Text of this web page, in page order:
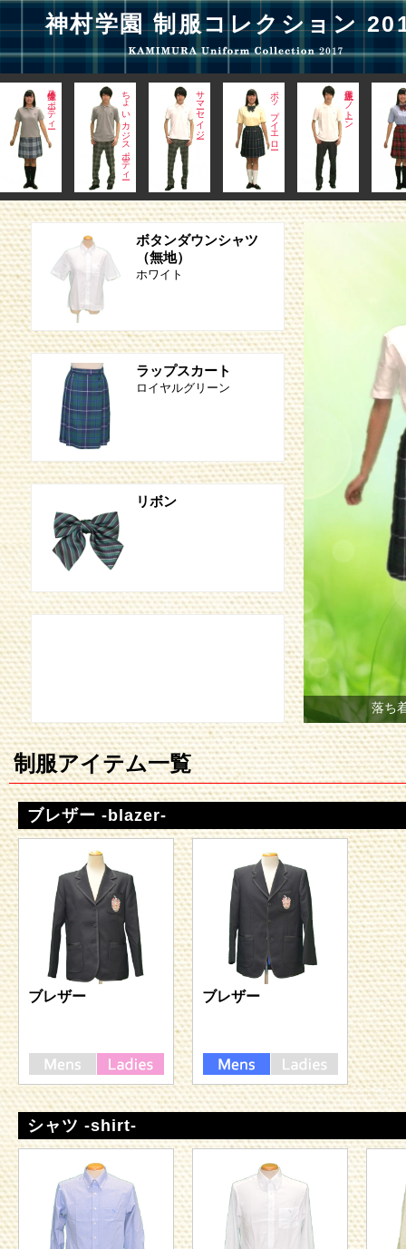
神村学園 制服コレクション
サマーセイジー ポップイエロー 正統派モノトーン 春夏スカーレット 定番サマー
落ち
ボタンダウンシャツ
（無地）
ホワイト
ラップスカート
ロイヤルグリーン
リボン
制服アイテム一覧
ブレザー -blazer-
ブレザー ブレザー
シャツ -shirt-